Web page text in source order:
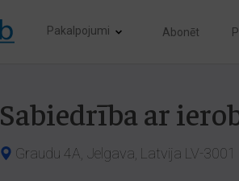
Pakalpojumi Abonēt
Sabiedrība ar
Graudu 4A, Jelgava, Latvija LV-3001